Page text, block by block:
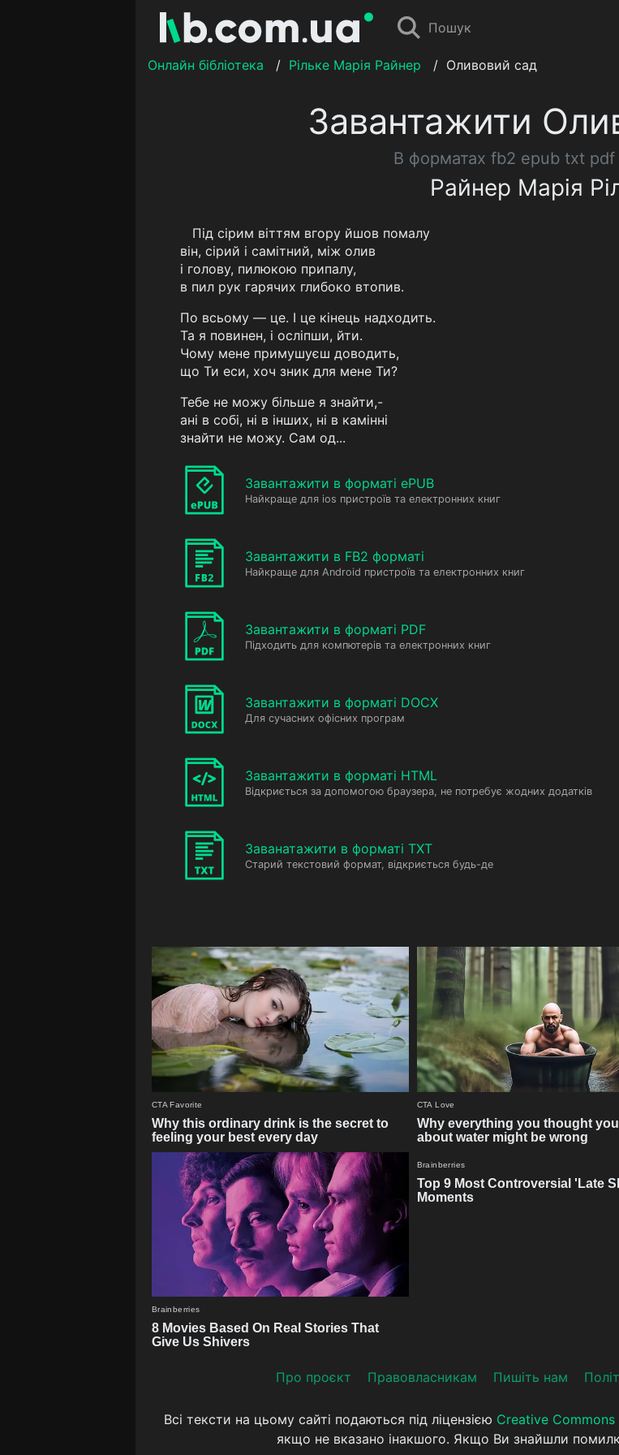
Пошук
Онлайн бібліотека / Рільке Марія Райнер / Оливовий сад
Завантажити
В форматах fb2 epub txt pdf
Райнер Марія
Під сірим віттям вгору йшов помалу
він, сірий і самітний, між олив
і голову, пилюкою припалу,
в пил рук гарячих глибоко втопив.
По всьому — це. І це кінець надходить.
Та я повинен, і осліпши, йти.
Чому мене примушуєш доводить,
що Ти еси, хоч зник для мене Ти?
Тебе не можу більше я знайти,-
ані в собі, ні в інших, ні в камінні
знайти не можу. Сам од...
Завантажити в форматі ePUB
Найкраще для ios пристроїв та електронних книг
Завантажити в FB2 форматі
Найкраще для Android пристроїв та електронних книг
Завантажити в форматі PDF
Підходить для компютерів та електронних книг
Завантажити в форматі DOCX
Для сучасних офісних програм
Завантажити в форматі HTML
Відкриється за допомогою браузера, не потребує жодних додатків
Заванатажити в форматі TXT
Старий текстовий формат, відкриється будь-де
Про проєкт Прaвoвлaсникaм Пишіть нам
Всі тексти на цьому сайті подаються під ліцензією Creative
якщо не вказано інакшого. Якщо Ви знайшли